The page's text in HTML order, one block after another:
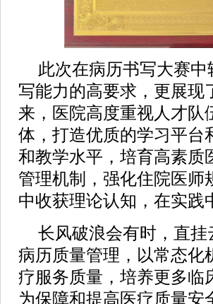
此次在病历书写大赛
写能力的高要求，更展现
来，医院高度重视人才队
体，打造优质的学习平台
和教学水平，培育高素质
管理机制，强化住院医师
中收获理论认知，在实践
长风破浪会有时，直
病历质量管理，以常态化
疗服务质量，培养更多临
为保障和提高医疗质量安